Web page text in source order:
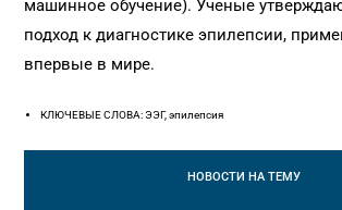
машинное обучение). Ученые
подход к диагностике эпилепсии,
впервые в мире.
КЛЮЧЕВЫЕ СЛОВА: ЭЭГ, эпилепсия
НОВОСТИ НА ТЕМУ